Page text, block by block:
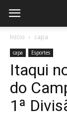
Início capa
capa Esportes
Itaqui
do
1ª